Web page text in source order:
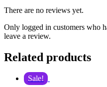
There are no reviews yet.
Only logged in customers who
leave a review.
Related products
Sale!